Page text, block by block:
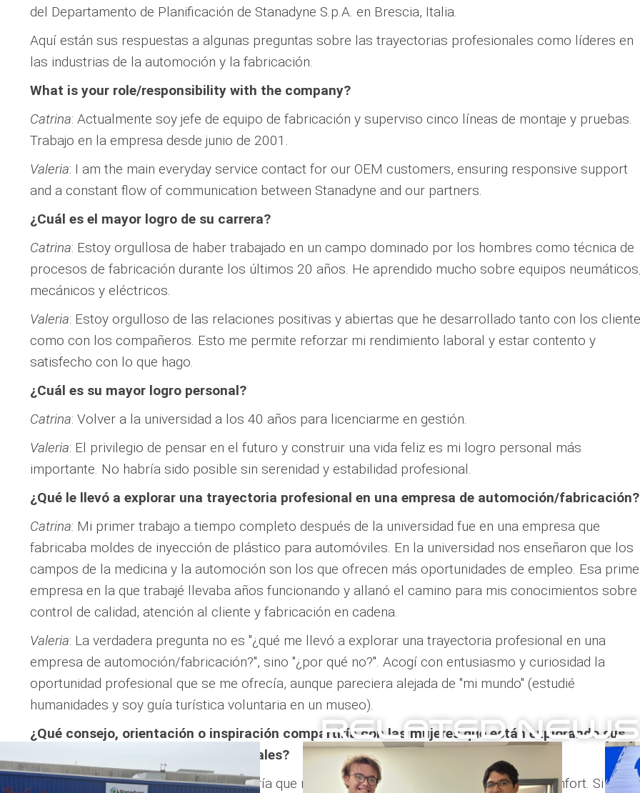
del Departamento de Planificación de Stanadyne S.p.A. en Brescia, Italia.
Aquí están sus respuestas a algunas preguntas sobre las trayectorias profesionales como líderes en
las industrias de la automoción y la fabricación.
What is your role/responsibility with the company?
Catrina: Actualmente soy jefe de equipo de fabricación y superviso cinco líneas de montaje y pruebas.
Trabajo en la empresa desde junio de 2001.
Valeria: I am the main everyday service contact for our OEM customers, ensuring responsive support
and a constant flow of communication between Stanadyne and our partners.
¿Cuál es el mayor logro de su carrera?
Catrina: Estoy orgullosa de haber trabajado en un campo dominado por los hombres como técnica de
procesos de fabricación durante los últimos 20 años. He aprendido mucho sobre equipos
mecánicos y eléctricos.
Valeria: Estoy orgulloso de las relaciones positivas y abiertas que he desarrollado tanto con los
como con los compañeros. Esto me permite reforzar mi rendimiento laboral y estar contento y
satisfecho con lo que hago.
¿Cuál es su mayor logro personal?
Catrina: Volver a la universidad a los 40 años para licenciarme en gestión.
Valeria: El privilegio de pensar en el futuro y construir una vida feliz es mi logro personal más
importante. No habría sido posible sin serenidad y estabilidad profesional.
¿Qué le llevó a explorar una trayectoria profesional en una empresa de automoción/fabricación?
Catrina: Mi primer trabajo a tiempo completo después de la universidad fue en una empresa que
fabricaba moldes de inyección de plástico para automóviles. En la universidad nos enseñaron que los
campos de la medicina y la automoción son los que ofrecen más oportunidades de empleo. Esa
empresa en la que trabajé llevaba años funcionando y allanó el camino para mis conocimientos sobre
control de calidad, atención al cliente y fabricación en cadena.
Valeria: La verdadera pregunta no es "¿qué me llevó a explorar una trayectoria profesional en una
empresa de automoción/fabricación?", sino "¿por qué no?". Acogí con entusiasmo y curiosidad la
oportunidad profesional que se me ofrecía, aunque pareciera alejada de "mi mundo" (estudié
humanidades y soy guía turística voluntaria en un museo).
¿Qué consejo, orientación o inspiración compartiría con las mujeres que están explorando sus
opciones y oportunidades profesionales?
Catrina: Mi consejo a otras mujeres sería que no tuvieran miedo de salir de su zona de confort. Si hay
RELATED NEWS